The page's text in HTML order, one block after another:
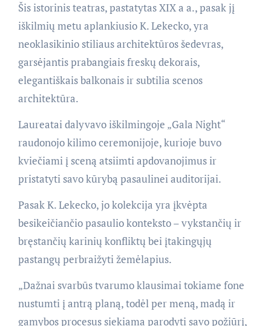
Šis istorinis teatras, pastatytas XIX a a., pasak jį
iškilmių metu aplankiusio K. Lekecko, yra
neoklasikinio stiliaus architektūros šedevras,
garsėjantis prabangiais freskų dekorais,
elegantiškais balkonais ir subtilia scenos
architektūra.
Laureatai dalyvavo iškilmingoje „Gala Night“
raudonojo kilimo ceremonijoje, kurioje buvo
kviečiami į sceną atsiimti apdovanojimus ir
pristatyti savo kūrybą pasaulinei auditorijai.
Pasak K. Lekecko, jo kolekcija yra įkvėpta
besikeičiančio pasaulio konteksto – vykstančių ir
bręstančių karinių konfliktų bei įtakingųjų
pastangų perbraižyti žemėlapius.
„Dažnai svarbūs tvarumo klausimai tokiame fone
nustumti į antrą planą, todėl per meną, madą ir
gamybos procesus siekiama parodyti savo požiūrį,